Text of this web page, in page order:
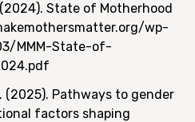
State of Motherhood
wp-
MMM-State-of-
(2025). Pathways to gender
factors shaping